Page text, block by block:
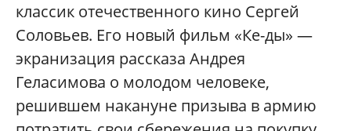
классик отечественного кино Сергей
Соловьев. Его новый фильм «Ке-ды» —
экранизация рассказа Андрея
Геласимова о молодом человеке,
решившем накануне призыва в армию